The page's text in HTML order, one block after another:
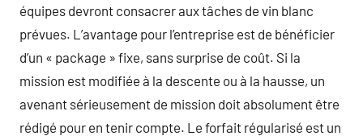
équipes devront consacrer aux tâches de vin blanc
prévues. L’avantage pour l’entreprise est de bénéficier
d’un « package » fixe, sans surprise de coût. Si la
mission est modifiée à la descente ou à la hausse, un
avenant sérieusement de mission doit absolument être
rédigé pour en tenir compte. Le forfait régularisé est un